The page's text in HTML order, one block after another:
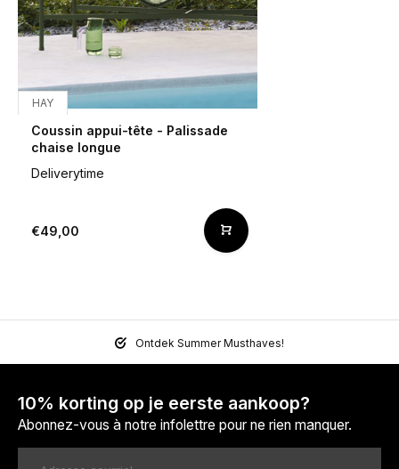
HAY
Coussin appui-tête - Palissade
chaise longue
Deliverytime
€49,00
Ontdek Summer Musthaves!
10% korting op je eerste aankoop?
Abonnez-vous à notre infolettre pour ne rien manquer.